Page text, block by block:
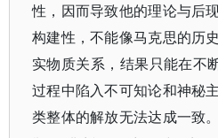
性，因而导致他的理论与后
构建性，不能像马克思的历
实物质关系，结果只能在不
过程中陷入不可知论和神秘
类整体的解放无法达成一致